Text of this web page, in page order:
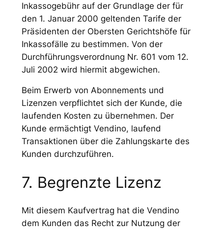
Inkassogebühr auf der Grundlage der für
den 1. Januar 2000 geltenden Tarife der
Präsidenten der Obersten Gerichtshöfe für
Inkassofälle zu bestimmen. Von der
Durchführungsverordnung Nr. 601 vom 12.
Juli 2002 wird hiermit abgewichen.
Beim Erwerb von Abonnements und
Lizenzen verpflichtet sich der Kunde, die
laufenden Kosten zu übernehmen. Der
Kunde ermächtigt Vendino, laufend
Transaktionen über die Zahlungskarte des
Kunden durchzuführen.
7. Begrenzte Lizenz
Mit diesem Kaufvertrag hat die Vendino
dem Kunden das Recht zur Nutzung der